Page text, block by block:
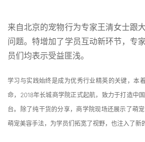
来自北京的宠物行为专家王清女士跟
问题。特增加了学员互动新环节，专
员们均表示受益匪浅。
学习与实践始终是成为优秀行业精英的关键，本
命，2018年长城商学院正式起航，致力于打造中
台。除了纯干货的分享，商学院现场还展示了萌
萌宠美容手法，为学员们拓宽了视野，也注入了新